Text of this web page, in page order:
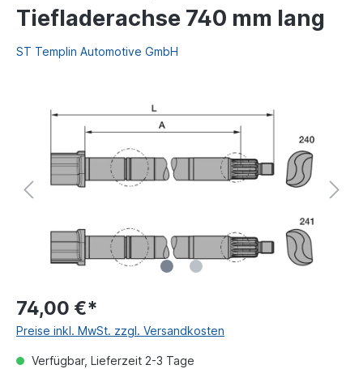
Tiefladerachse 740 mm lang
ST Templin Automotive GmbH
74,00 €*
Preise inkl. MwSt. zzgl. Versandkosten
Verfügbar, Lieferzeit 2-3 Tage